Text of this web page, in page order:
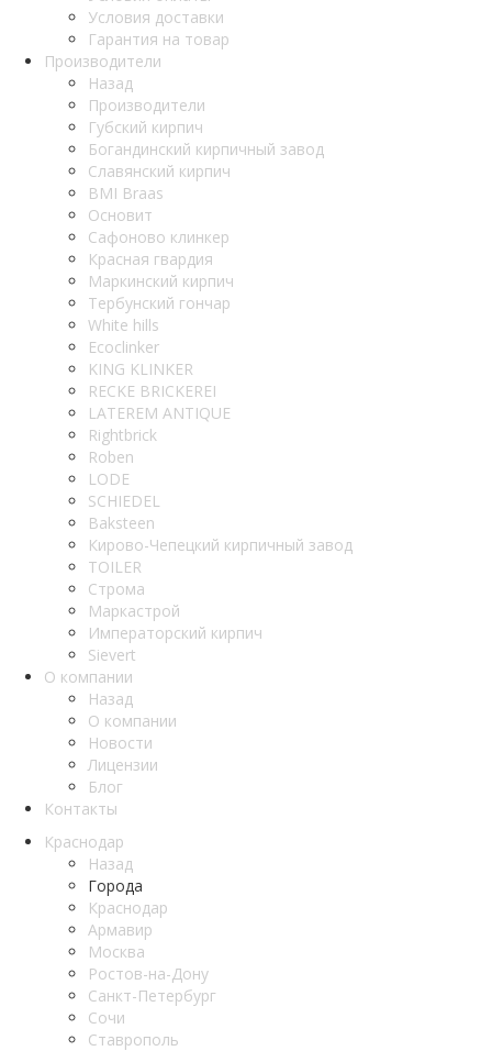
Условия доставки
Гарантия на товар
Производители
Назад
Производители
Губский кирпич
Богандинский кирпичный завод
Славянский кирпич
BMI Braas
Основит
Сафоново клинкер
Красная гвардия
Маркинский кирпич
Тербунский гончар
White hills
Ecoclinker
KING KLINKER
RECKE BRICKEREI
LATEREM ANTIQUE
Rightbrick
Roben
LODE
SCHIEDEL
Baksteen
Кирово-Чепецкий кирпичный завод
TOILER
Строма
Маркастрой
Императорский кирпич
Sievert
О компании
Назад
О компании
Новости
Лицензии
Блог
Контакты
Краснодар
Назад
Города
Краснодар
Армавир
Москва
Ростов-на-Дону
Санкт-Петербург
Сочи
Ставрополь